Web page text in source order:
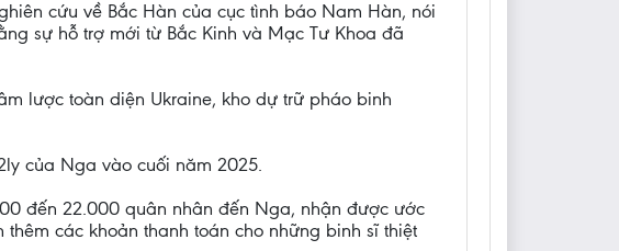
cứu về Bắc Hàn của cục tình báo Nam Hàn, nói
sự hỗ trợ mới từ Bắc Kinh và Mạc Tư Khoa đã
lược toàn diện Ukraine, kho dự trữ pháo binh
của Nga vào cuối năm 2025.
đến 22.000 quân nhân đến Nga, nhận được ước
các khoản thanh toán cho những binh sĩ thiệt